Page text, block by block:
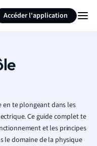
Accéder l'application
te plongeant dans les
Ce guide complet te
et les principes
le domaine de la physique
Résumer la page